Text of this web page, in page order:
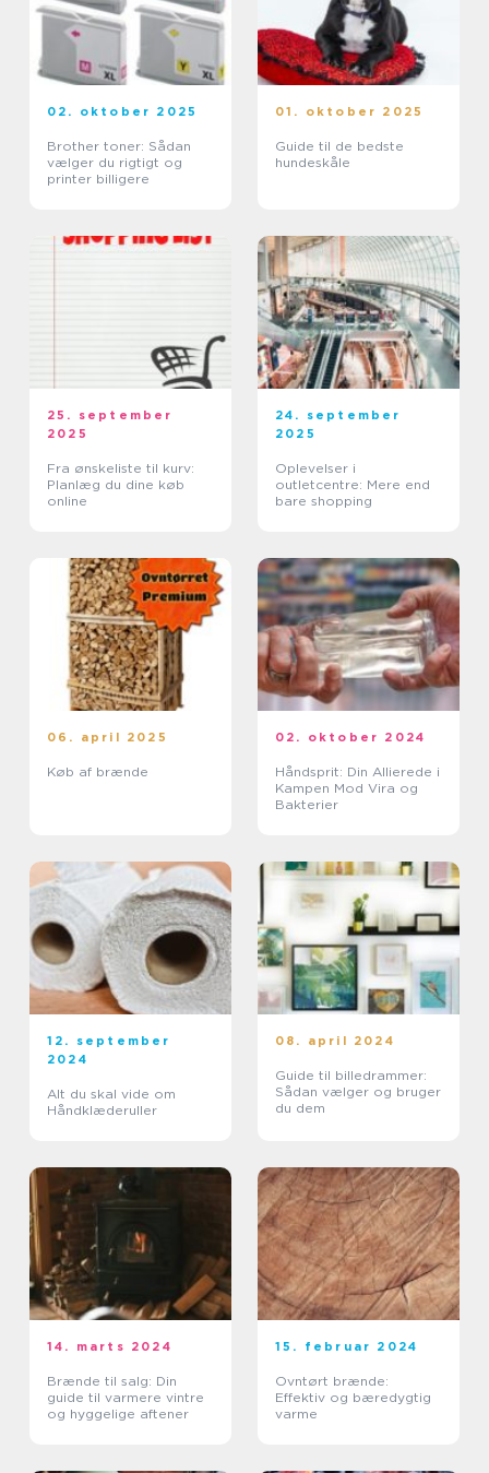
02. oktober 2025
Brother toner: Sådan
vælger du rigtigt og
printer billigere
01. oktober 2025
Guide til de bedste
hundeskåle
25. september
2025
Fra ønskeliste til kurv:
Planlæg du dine køb
online
24. september
2025
Oplevelser i
outletcentre: Mere end
bare shopping
06. april 2025
Køb af brænde
02. oktober 2024
Håndsprit: Din Allierede i
Kampen Mod Vira og
Bakterier
12. september
2024
Alt du skal vide om
Håndklæderuller
08. april 2024
Guide til billedrammer:
Sådan vælger og bruger
du dem
14. marts 2024
Brænde til salg: Din
guide til varmere vintre
og hyggelige aftener
15. februar 2024
Ovntørt brænde:
Effektiv og bæredygtig
varme